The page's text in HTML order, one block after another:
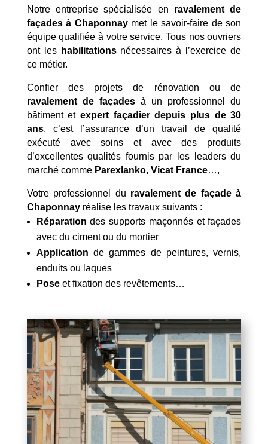
Notre entreprise spécialisée en ravalement de
façades à Chaponnaymet le savoir-faire de son
équipe qualifiée à votre service. Tous nos ouvriers
ont les habilitationsnécessaires à l’exercice de
ce métier.
Confier des projets de rénovation ou de
ravalement de façadesà un professionnel du
bâtiment etexpert façadier depuis plus de 30
ans, c’est l’assurance d’un travail de qualité
exécuté avec soins et avec des produits
d’excellentes qualités fournis par les leaders du
marché comme Parexlanko, Vicat France…,
Votre professionnel du ravalement de façade à
Chaponnayréalise les travaux suivants :
Réparation des supports maçonnés et façades
avec du ciment ou du mortier
Application de gammes de peintures, vernis,
enduits ou laques
Poseet fixation des revêtements…